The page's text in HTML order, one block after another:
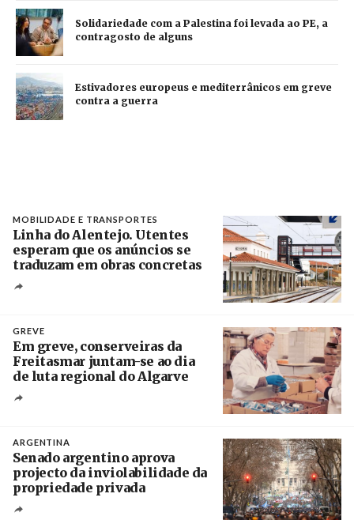
Solidariedade com a Palestina foi levada ao PE, a
contragosto de alguns
Estivadores europeus e mediterrânicos em greve
contra a guerra
MOBILIDADE E TRANSPORTES
Linha do Alentejo. Utentes
esperam que os anúncios se
traduzam em obras concretas
GREVE
Em greve, conserveiras da
Freitasmar juntam-se ao dia
de luta regional do Algarve
ARGENTINA
Senado argentino aprova
projecto da inviolabilidade da
propriedade privada